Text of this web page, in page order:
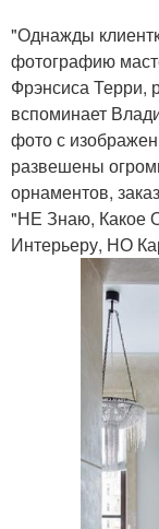
"Однажды
фотографию
Фрэнсиса Терри,
вспоминает
фото с
развешены
орнаментов,
"НЕ Знаю, Какое
Интерьеру, НО